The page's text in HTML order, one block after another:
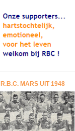
R.B.C. MARS UIT 1948